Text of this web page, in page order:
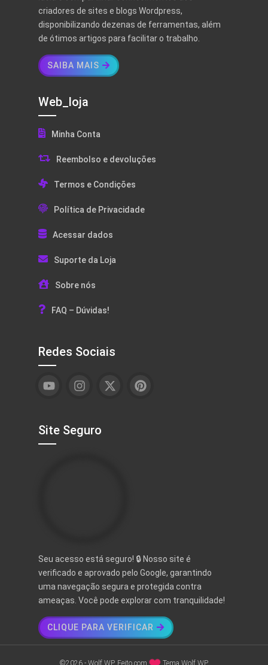
criadores de sites e blogs Wordpress,
disponibilizando dezenas de ferramentas, além
de ótimos artigos para facilitar o trabalho.
SAIBA MAIS
Web_loja
Minha Conta
Reembolso e devoluções
Termos e Condições
Política de Privacidade
Acessar dados
Suporte da Loja
Sobre nós
FAQ – Dúvidas!
Redes Sociais
Site Seguro
Seu acesso está seguro! 🔒 Nosso site é
verificado e aprovado pelo Google, garantindo
uma navegação segura e protegida contra
ameaças. Você pode explorar com tranquilidade!
CLIQUE PARA VERIFICAR